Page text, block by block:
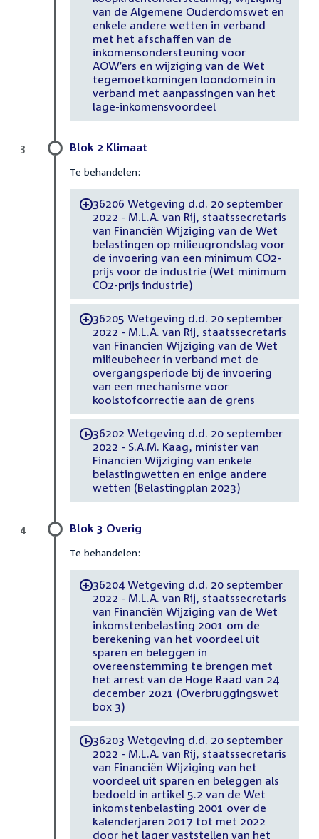
van de Algemene Ouderdomswet en
enkele andere wetten in verband
met het afschaffen van de
inkomensondersteuning voor
AOW’ers en wijziging van de Wet
tegemoetkomingen loondomein in
verband met aanpassingen van het
lage-inkomensvoordeel
Blok 2 Klimaat
Te behandelen:
-36206 Wetgeving d.d. 20 september
2022 - M.L.A. van Rij, staatssecretaris
van Financiën Wijziging van de Wet
belastingen op milieugrondslag voor
de invoering van een minimum CO2-
prijs voor de industrie (Wet minimum
CO2-prijs industrie)
-36205 Wetgeving d.d. 20 september
2022 - M.L.A. van Rij, staatssecretaris
van Financiën Wijziging van de Wet
milieubeheer in verband met de
overgangsperiode bij de invoering
van een mechanisme voor
koolstofcorrectie aan de grens
-36202 Wetgeving d.d. 20 september
2022 - S.A.M. Kaag, minister van
Financiën Wijziging van enkele
belastingwetten en enige andere
wetten (Belastingplan 2023)
3
Blok 3 Overig
Te behandelen:
-36204 Wetgeving d.d. 20 september
2022 - M.L.A. van Rij, staatssecretaris
van Financiën Wijziging van de Wet
inkomstenbelasting 2001 om de
berekening van het voordeel uit
sparen en beleggen in
overeenstemming te brengen met
het arrest van de Hoge Raad van 24
december 2021 (Overbruggingswet
box 3)
-36203 Wetgeving d.d. 20 september
2022 - M.L.A. van Rij, staatssecretaris
van Financiën Wijziging van het
voordeel uit sparen en beleggen als
bedoeld in artikel 5.2 van de Wet
inkomstenbelasting 2001 over de
kalenderjaren 2017 tot met 2022
door het lager vaststellen van het
4